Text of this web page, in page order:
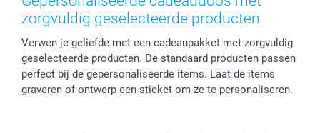
Fotokaders, Decoratie en Snoepjes
Afstuderen
Vaderdag
Verjaardag
Geboorte
Herroepingsrecht
Wettelijke garantie
Privacybeleid
Cookiebeleid
smartbonus
Grote bestellingen
Levering
Mijn orderstatus
zorgvuldig geselecteerde producten
Verwen je geliefde met een cadeaupakket met zorgvuldig
geselecteerde producten. De standaard producten passen
perfect bij de gepersonaliseerde items. Laat de items
graveren of ontwerp een sticket om ze te personaliseren.